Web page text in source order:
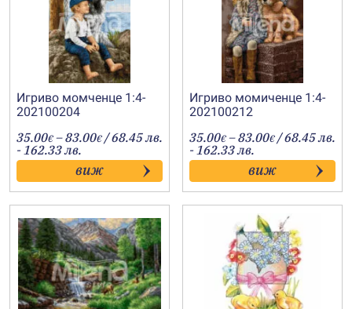
Игриво момченце 1:4-
202100204
35.00€ –83.00€Price
range:
35.00€
through
83.00€
/ 68.45 лв.
- 162.33 лв.
виж
Игриво момиченце 1:4-
202100212
35.00€ –83.00€Price
range:
35.00€
through
83.00€
/ 68.45 лв.
- 162.33 лв.
виж